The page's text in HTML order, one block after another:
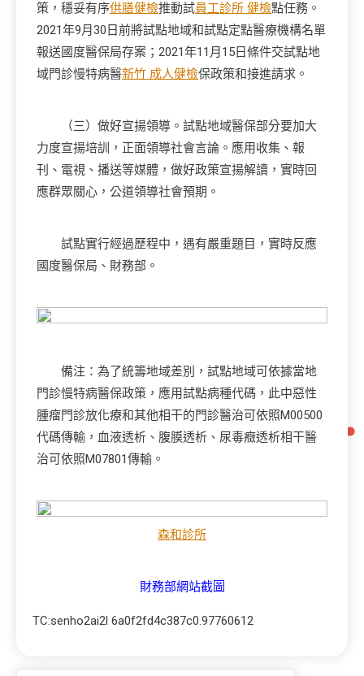
策，穩妥有序供膳健檢推動試員工診所 健檢點任務。
2021年9月30日前將試點地域和試點定點醫療機構名單
報送國度醫保局存案；2021年11月15日條件交試點地
域門診慢特病醫新竹 成人健檢保政策和接進請求。
（三）做好宣揚領導。試點地域醫保部分要加大
力度宣揚培訓，正面領導社會言論。應用收集、報
刊、電視、播送等媒體，做好政策宣揚解讀，實時回
應群眾關心，公道領導社會預期。
試點實行經過歷程中，遇有嚴重題目，實時反應
國度醫保局、財務部。
備注：為了統籌地域差別，試點地域可依據當地
門診慢特病醫保政策，應用試點病種代碼，此中惡性
腫瘤門診放化療和其他相干的門診醫治可依照M00500
代碼傳輸，血液透析、腹膜透析、尿毒癥透析相干醫
治可依照M07801傳輸。
森和診所
財務部網站截圖
TC:senho2ai2l 6a0f2fd4c387c0.97760612